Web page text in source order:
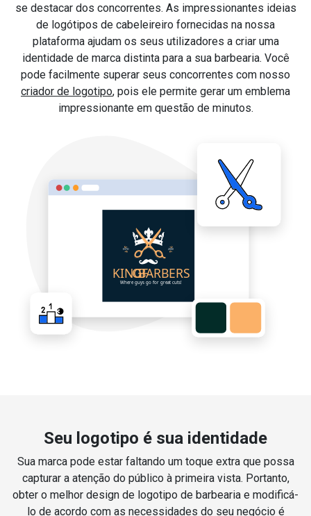
se destacar dos concorrentes. As impressionantes ideias
de logótipos de cabeleireiro fornecidas na nossa
plataforma ajudam os seus utilizadores a criar uma
identidade de marca distinta para a sua barbearia. Você
pode facilmente superar seus concorrentes com nosso
criador de logotipo, pois ele permite gerar um emblema
impressionante em questão de minutos.
Seu logotipo é sua identidade
Sua marca pode estar faltando um toque extra que possa
capturar a atenção do público à primeira vista. Portanto,
obter o melhor design de logotipo de barbearia e modificá-
lo de acordo com as necessidades do seu negócio é